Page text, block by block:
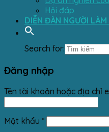
Hỏi đáp
DIỄN ĐÀN NGƯỜI
Search for:
Đăng nhập
Tên tài khoản hoặc địa chỉ
Mật khẩu *